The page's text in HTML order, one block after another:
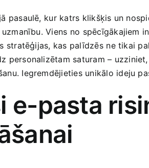
pasaulē,⁢ kur ‍katrs ‌klikšķis un
Viens no⁢ spēcīgākajiem
stratēģijas, kas palīdzēs ⁣ne tikai
personalizētam saturam –‍
Iegremdējieties unikālo‌ ideju
e-pasta